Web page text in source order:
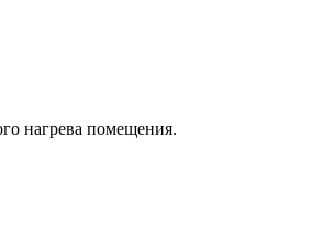
нагрева помещения.